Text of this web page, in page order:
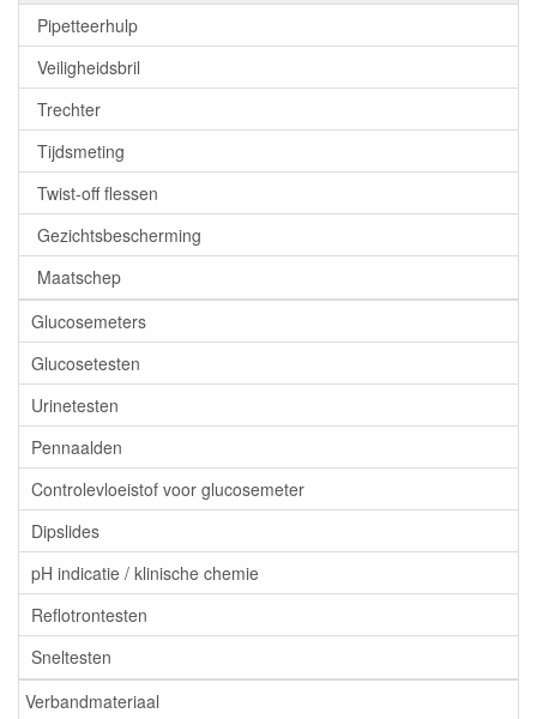
Pipetteerhulp
Veiligheidsbril
Trechter
Tijdsmeting
Twist-off flessen
Gezichtsbescherming
Maatschep
Glucosemeters
Glucosetesten
Urinetesten
Pennaalden
Controlevloeistof voor glucosemeter
Dipslides
pH indicatie / klinische chemie
Reflotrontesten
Sneltesten
Verbandmateriaal